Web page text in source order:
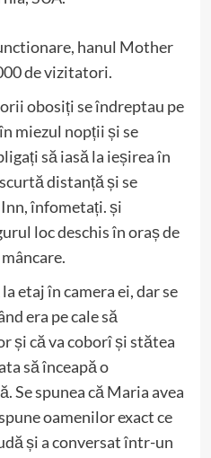
hanul Mother
de vizitatori.
obosiți se îndreptau pe
miezul nopții și se
să iasă la ieșirea în
distanță și se
Inn, înfometați. și
loc deschis în oraș de
etaj în camera ei, dar se
era pe cale să
și că va coborî și stătea
să înceapă o
Se spunea că Maria avea
oamenilor exact ce
și a conversat într-un